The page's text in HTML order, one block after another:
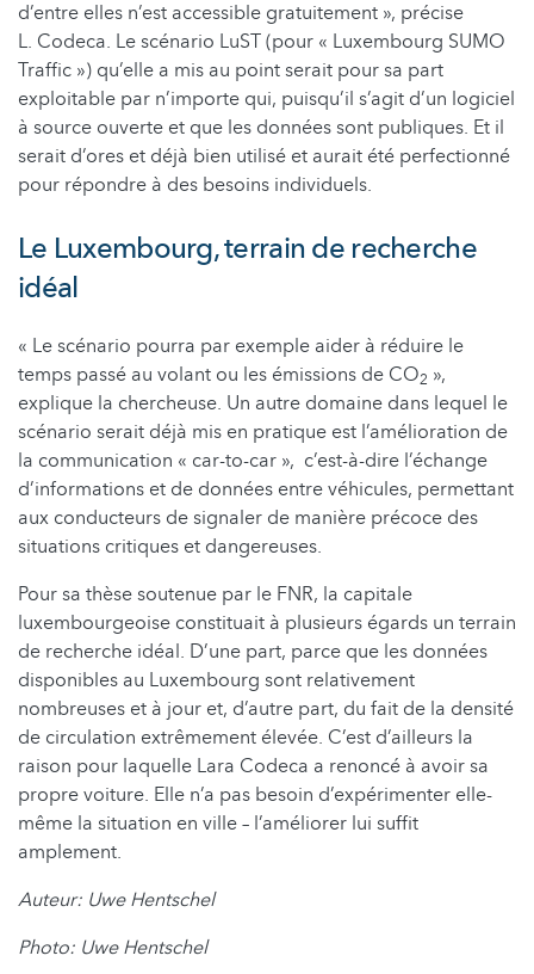
d’entre elles n’est accessible gratuitement », précise
L. Codeca. Le scénario LuST (pour « Luxembourg SUMO
Traffic ») qu’elle a mis au point serait pour sa part
exploitable par n’importe qui, puisqu’il s’agit d’un logiciel
à source ouverte et que les données sont publiques. Et il
serait d’ores et déjà bien utilisé et aurait été perfectionné
pour répondre à des besoins individuels.
Le Luxembourg, terrain de recherche
idéal
« Le scénario pourra par exemple aider à réduire le
temps passé au volant ou les émissions de CO2 »,
explique la chercheuse. Un autre domaine dans lequel le
scénario serait déjà mis en pratique est l’amélioration de
la communication « car-to-car », c’est-à-dire l’échange
d’informations et de données entre véhicules, permettant
aux conducteurs de signaler de manière précoce des
situations critiques et dangereuses.
Pour sa thèse soutenue par le FNR, la capitale
luxembourgeoise constituait à plusieurs égards un terrain
de recherche idéal. D’une part, parce que les données
disponibles au Luxembourg sont relativement
nombreuses et à jour et, d’autre part, du fait de la densité
de circulation extrêmement élevée. C’est d’ailleurs la
raison pour laquelle Lara Codeca a renoncé à avoir sa
propre voiture. Elle n’a pas besoin d’expérimenter elle-
même la situation en ville – l’améliorer lui suffit
amplement.
Auteur: Uwe Hentschel
Photo: Uwe Hentschel